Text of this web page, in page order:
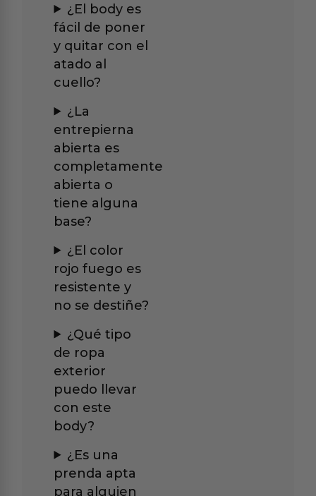
¿El body es
fácil de poner
y quitar con el
atado al
cuello?
¿La
entrepierna
abierta es
completamente
abierta o
tiene alguna
base?
¿El color
rojo fuego es
resistente y
no se destiñe?
¿Qué tipo
de ropa
exterior
puedo llevar
con este
body?
¿Es una
prenda apta
para alguien